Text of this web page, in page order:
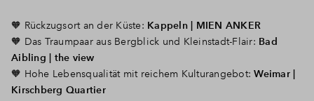
🧡 Rückzugsort an der Küste: Kappeln | MIEN ANKER
🧡 Das Traumpaar aus Bergblick und Kleinstadt-Flair: Bad
Aibling | the view
🧡 Hohe Lebensqualität mit reichem Kulturangebot:Weimar |
Kirschberg Quartier